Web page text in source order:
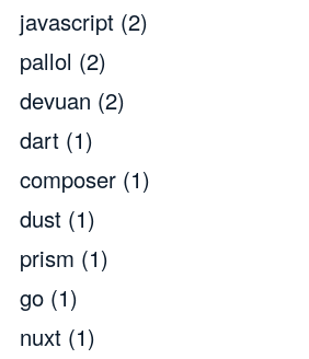
javascript (2)
pallol (2)
devuan (2)
dart (1)
composer (1)
dust (1)
prism (1)
go (1)
nuxt (1)